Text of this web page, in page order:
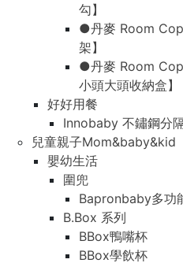
勾】
●丹麥 Room
架】
●丹麥 Room
小頭大頭收納盒】
好好用餐
Innobaby 不鏽鋼分
兒童親子Mom&baby&kid
嬰幼生活
圍兜
Bapronbaby多功
B.Box 系列
BBox鴨嘴杯
BBox學飲杯